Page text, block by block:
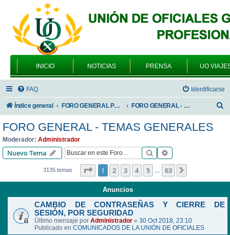
INICIO NOTICIAS PRENSA UO
FAQ Identificarse
Índice general FORO GENERAL PARA TODOS LOS USUARIOS FORO GENERAL - TEMAS GENERALES
FORO GENERAL - TEMAS GENERALES
Moderador: Administrador
Nuevo Tema Buscar
3135 temas Página de 63
1 2 3 4 5 … 63
Anuncios
CAMBIO DE CONTRASEÑAS Y CIERRE DE
SESIÓN, POR SEGURIDAD
Último mensaje por Administrador « 30 Oct 2018, 23:10
Publicado en COMUNICADOS DE LA UNIÓN DE OFICIALES